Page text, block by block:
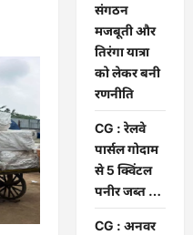
संगठन
मजबूती और
तिरंगा यात्रा
को लेकर बनी
रणनीति
CG : रेलवे
पार्सल गोदाम
से 5 क्विंटल
पनीर जब्त …
CG : अनवर